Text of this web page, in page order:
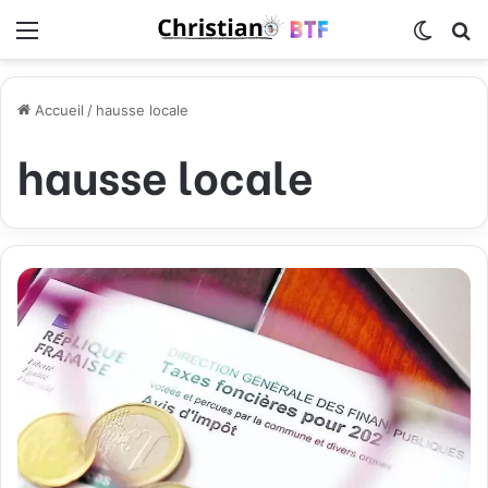
Accueil / hausse locale
hausse locale